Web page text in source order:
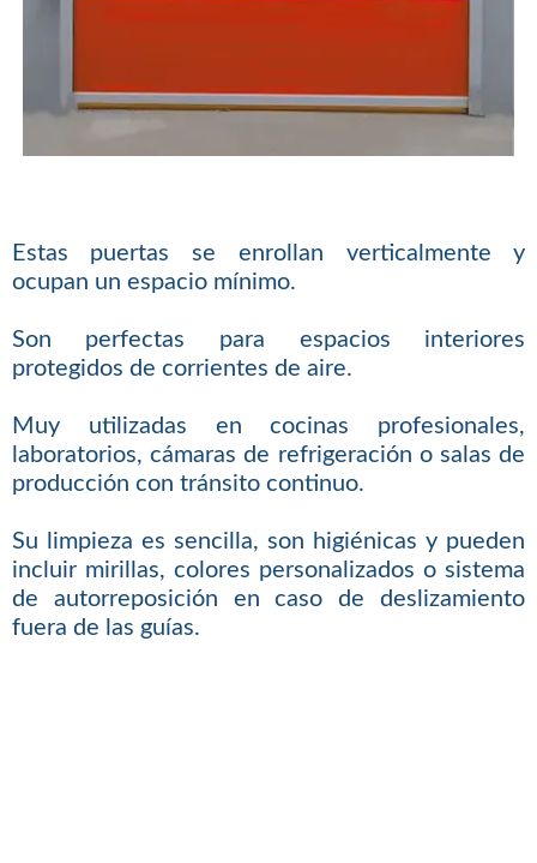
Estas puertas se enrollan verticalmente y
ocupan un espacio mínimo.
Son perfectas para espacios interiores
protegidos de corrientes de aire.
Muy utilizadas en cocinas profesionales,
laboratorios, cámaras de refrigeración o salas de
producción con tránsito continuo.
Su limpieza es sencilla, son higiénicas y pueden
incluir mirillas, colores personalizados o sistema
de autorreposición en caso de deslizamiento
fuera de las guías.